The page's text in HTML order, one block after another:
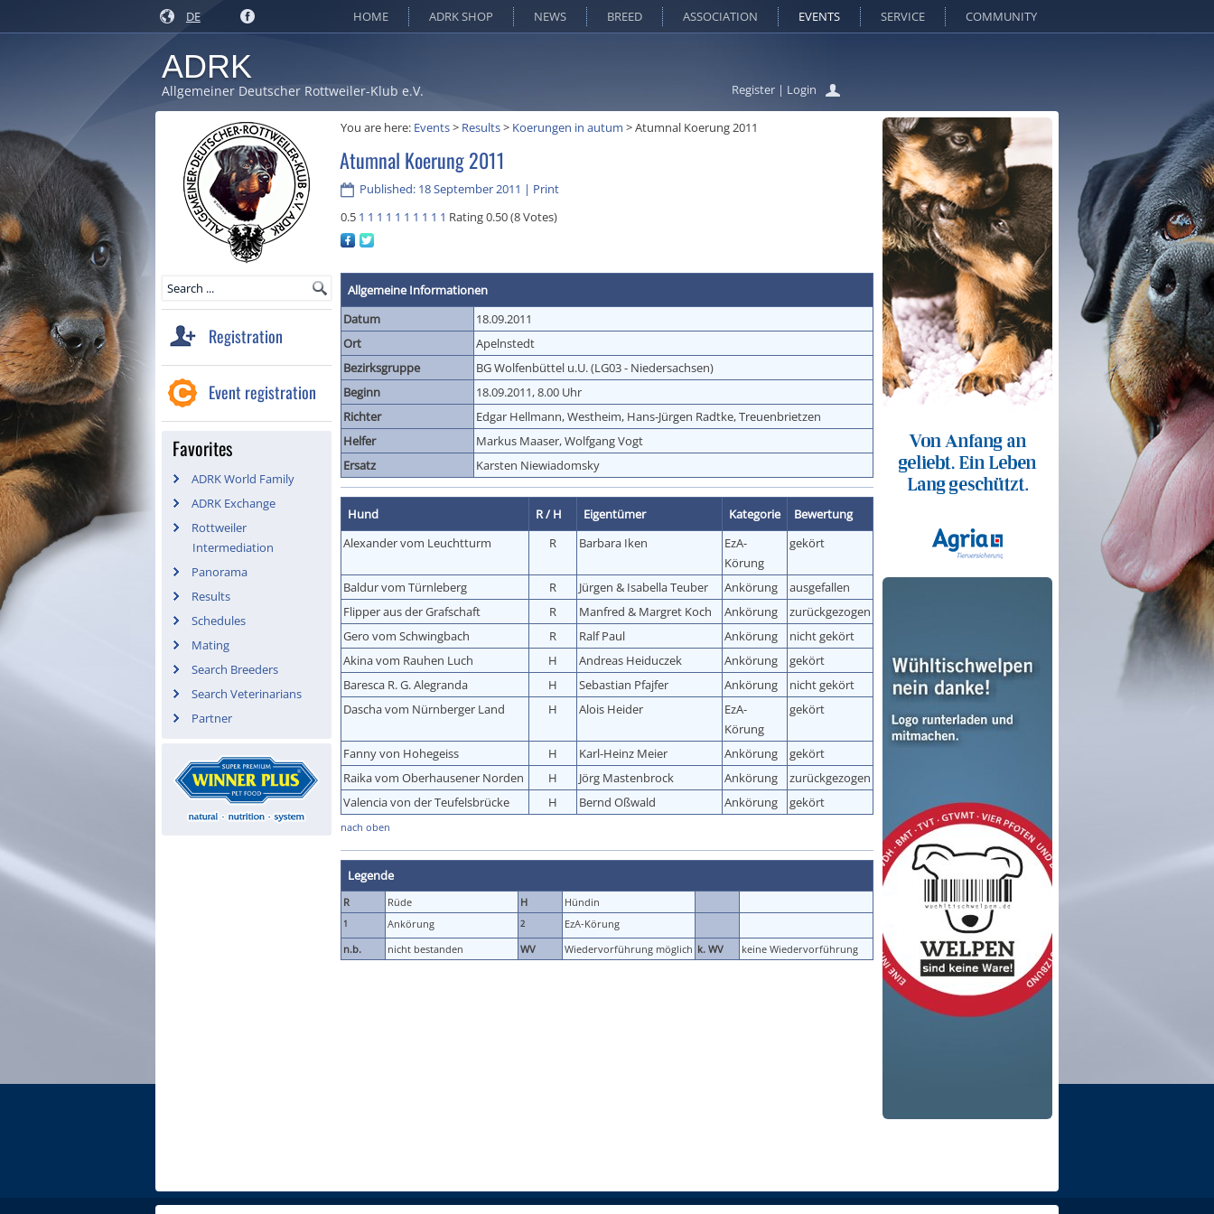
DE
Register | Login
HOME ADRK SHOP NEWS BREED ASSOCIATION EVENTS SERVICE COMMUNITY
ADRK
Allgemeiner Deutscher Rottweiler-Klub e.V.
Registration
Event registration
Favorites
ADRK World Family
ADRK Exchange
Rottweiler
Intermediation
Panorama
Results
Schedules
Mating
Search Breeders
Search Veterinarians
Partner
You are here: Events> Results> Koerungen in autum >Atumnal Koerung 2011
Atumnal Koerung 2011
Published: 18 September 2011 | Print
0.5 1 1 1 1 1 1 1 1 1 1 Rating 0.50 (8 Votes)
Allgemeine Informationen
Datum
18.09.2011
Ort
Apelnstedt
Bezirksgruppe
BG Wolfenbüttel u.U. (LG03 - Niedersachsen)
Beginn
18.09.2011, 8.00 Uhr
Richter
Edgar Hellmann, Westheim, Hans-Jürgen Radtke, Treuenbrietzen
Helfer
Markus Maaser, Wolfgang Vogt
Ersatz
Karsten Niewiadomsky
Hund R / H Eigentümer Kategorie
Bewertung
Alexander vom Leuchtturm
R Barbara Iken
EzA-
Körung
gekört
Baldur vom Türnleberg R Jürgen & Isabella Teuber Ankörung
ausgefallen
Flipper aus der Grafschaft
R Manfred & Margret Koch Ankörung
zurückgezogen
Gero vom Schwingbach
R Ralf Paul Ankörung
nicht gekört
Akina vom Rauhen Luch
H Andreas Heiduczek Ankörung
gekört
Baresca R. G. Alegranda
H Sebastian Pfajfer Ankörung
nicht gekört
Dascha vom Nürnberger Land
H Alois Heider
EzA-
Körung
gekört
Fanny von Hohegeiss H Karl-Heinz Meier Ankörung
gekört
Raika vom Oberhausener Norden
H Jörg Mastenbrock Ankörung
zurückgezogen
Valencia von der Teufelsbrücke
H Bernd Oßwald Ankörung gekört
nach oben
Legende
R Rüde H Hündin
1 Ankörung 2
EzA-Körung
n.b.
nicht bestanden WV Wiedervorführung möglich k. WV keine Wiedervorführung